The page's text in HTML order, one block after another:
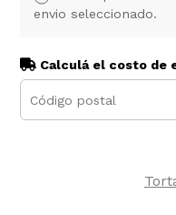
envio seleccionado.
Calculá el costo de